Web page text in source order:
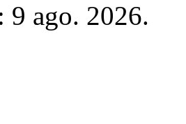
9 ago. 2026.